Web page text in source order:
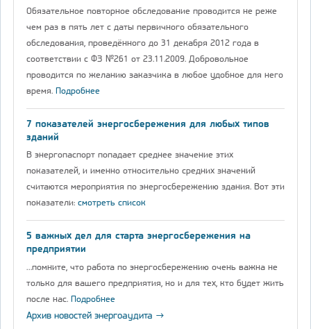
Обязательное повторное обследование проводится не реже
чем раз в пять лет с даты первичного обязательного
обследования, проведённого до 31 декабря 2012 года в
соответствии с ФЗ №261 от 23.11.2009. Добровольное
проводится по желанию заказчика в любое удобное для него
время. Подробнее
7 показателей энергосбережения для любых типов
зданий
В энергопаспорт попадает среднее значение этих
показателей, и именно относительно средних значений
считаются мероприятия по энергосбережению здания. Вот эти
показатели: смотреть список
5 важных дел для старта энергосбережения на
предприятии
…помните, что работа по энергосбережению очень важна не
только для вашего предприятия, но и для тех, кто будет жить
после нас. Подробнее
Архив новостей энергоаудита →